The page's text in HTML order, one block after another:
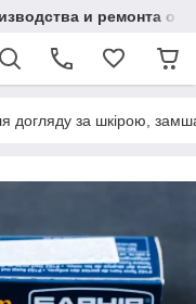
и ремонта
догляду за шкірою,